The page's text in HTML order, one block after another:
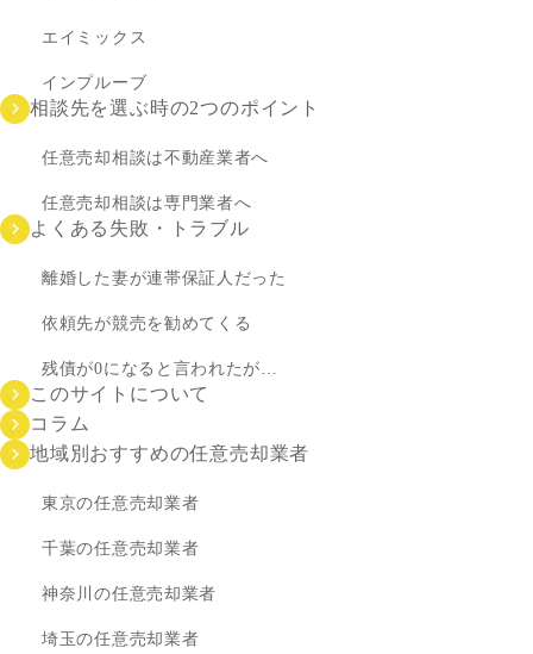
エイミックス
インプルーブ
相談先を選ぶ時の2つのポイント
任意売却相談は不動産業者へ
任意売却相談は専門業者へ
よくある失敗・トラブル
離婚した妻が連帯保証人だった
依頼先が競売を勧めてくる
残債が0になると言われたが…
このサイトについて
コラム
地域別おすすめの任意売却業者
東京の任意売却業者
千葉の任意売却業者
神奈川の任意売却業者
埼玉の任意売却業者